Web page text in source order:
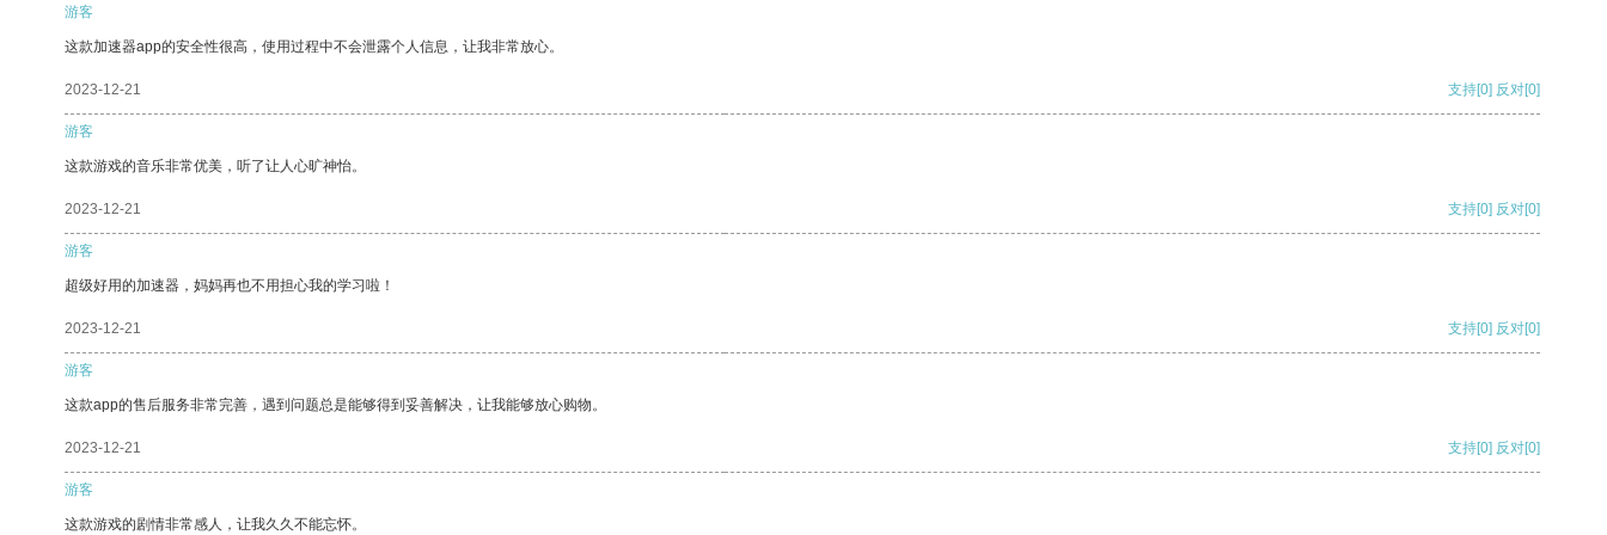
游客
这款加速器app的安全性很高，使用过程中不会泄露个人信息，让我非常放心。
2023-12-21 支持[0] 反对[0]
游客
这款游戏的音乐非常优美，听了让人心旷神怡。
2023-12-21 支持[0] 反对[0]
游客
超级好用的加速器，妈妈再也不用担心我的学习啦！
2023-12-21 支持[0] 反对[0]
游客
这款app的售后服务非常完善，遇到问题总是能够得到妥善解决，让我能够放心购物。
2023-12-21 支持[0] 反对[0]
游客
这款游戏的剧情非常感人，让我久久不能忘怀。